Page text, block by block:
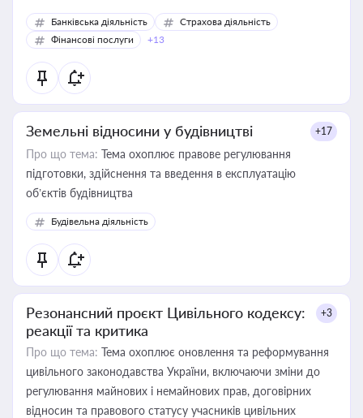
Банківська діяльність
Страхова діяльність
Фінансові послуги
+13
Земельні відносини у будівництві +17
Про що тема: Тема охоплює правове регулювання
підготовки, здійснення та введення в експлуатацію
об’єктів будівництва
Будівельна діяльність
Резонансний проєкт Цивільного кодексу:
реакції та критика
+3
Про що тема: Тема охоплює оновлення та реформування
цивільного законодавства України, включаючи зміни до
регулювання майнових і немайнових прав, договірних
відносин та правового статусу учасників цивільних